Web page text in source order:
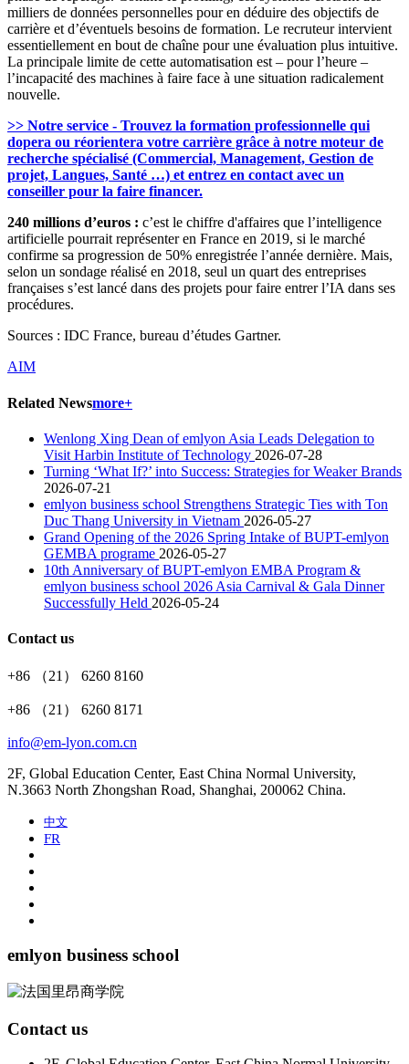
milliers de données personnelles pour en déduire des objectifs de
carrière et d’éventuels besoins de formation. Le recruteur intervient
essentiellement en bout de chaîne pour une évaluation plus intuitive.
La principale limite de cette automatisation est – pour l’heure –
l’incapacité des machines à faire face à une situation radicalement
nouvelle.
>> Notre service - Trouvez la formation professionnelle qui
dopera ou réorientera votre carrière grâce à notre moteur de
recherche spécialisé (Commercial, Management, Gestion de
projet, Langues, Santé …) et entrez en contact avec un
conseiller pour la faire financer.
240 millions d’euros : c’est le chiffre d'affaires que l’intelligence
artificielle pourrait représenter en France en 2019, si le marché
confirme sa progression de 50% enregistrée l’année dernière. Mais,
selon un sondage réalisé en 2018, seul un quart des entreprises
françaises s’est lancé dans des projets pour faire entrer l’IA dans ses
procédures.
Sources : IDC France, bureau d’études Gartner.
AIM
Related Newsmore+
Wenlong Xing Dean of emlyon Asia Leads Delegation to
Visit Harbin Institute of Technology 2026-07-28
Turning ‘What If?’ into Success: Strategies for Weaker Brands
2026-07-21
emlyon business school Strengthens Strategic Ties with Ton
Duc Thang University in Vietnam 2026-05-27
Grand Opening of the 2026 Spring Intake of BUPT-emlyon
GEMBA programe 2026-05-27
10th Anniversary of BUPT-emlyon EMBA Program &
emlyon business school 2026 Asia Carnival & Gala Dinner
Successfully Held 2026-05-24
Contact us
+86 （21） 6260 8160
+86 （21） 6260 8171
info@em-lyon.com.cn
2F, Global Education Center, East China Normal University,
N.3663 North Zhongshan Road, Shanghai, 200062 China.
中文
FR
emlyon business school
Contact us